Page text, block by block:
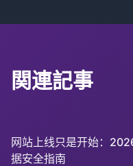
関連記事
网站上线只是开始：
据安全指南